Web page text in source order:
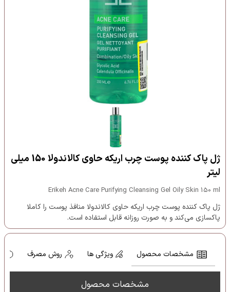
ژل پاک کننده پوست چرب اریکه حاوی کالاندولا 150 میلی
لیتر
Erikeh Acne Care Purifying Cleansing Gel Oily Skin 150 ml
ژل پاک کننده پوست چرب اریکه حاوی کالاندولا منافذ پوست را کاملا
پاکسازی می‌کند و به صورت روزانه قابل استفاده است.
مشخصات محصول ویژگی ها روش مصرف
مشخصات محصول